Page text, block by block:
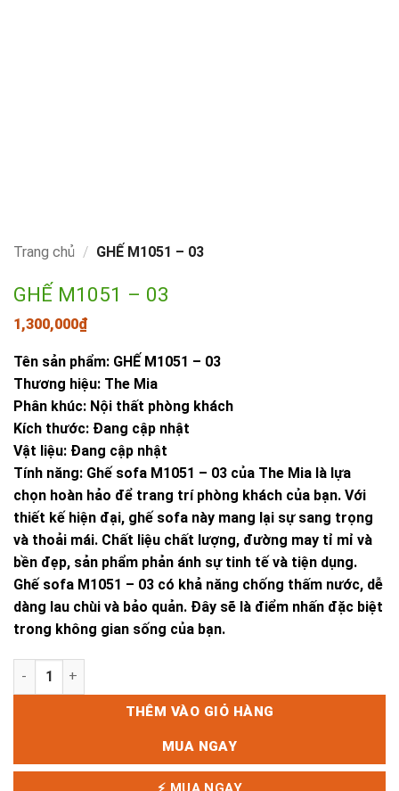
Trang chủ / GHẾ M1051 – 03
GHẾ M1051 – 03
1,300,000₫
Tên sản phẩm: GHẾ M1051 – 03
Thương hiệu: The Mia
Phân khúc: Nội thất phòng khách
Kích thước: Đang cập nhật
Vật liệu: Đang cập nhật
Tính năng: Ghế sofa M1051 – 03 của The Mia là lựa
chọn hoàn hảo để trang trí phòng khách của bạn. Với
thiết kế hiện đại, ghế sofa này mang lại sự sang trọng
và thoải mái. Chất liệu chất lượng, đường may tỉ mỉ và
bền đẹp, sản phẩm phản ánh sự tinh tế và tiện dụng.
Ghế sofa M1051 – 03 có khả năng chống thấm nước, dễ
dàng lau chùi và bảo quản. Đây sẽ là điểm nhấn đặc biệt
trong không gian sống của bạn.
GHẾ M1051 - 03 số lượng
THÊM VÀO GIỎ HÀNG
MUA NGAY